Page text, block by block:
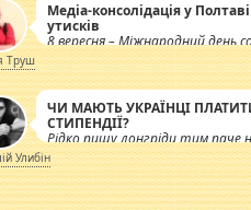
Медіа-консолідація у
утисків
8 вересня – Міжнародний день
журналістів.
Труш
ЧИ МАЮТЬ УКРАЇНЦІ
СТИПЕНДІЇ?
Рідко пишу лонгріди тим паче
але вже просто дістало!
інсенуації навколо
Штучно роздувається ще одна
катастрофа.
Улибін